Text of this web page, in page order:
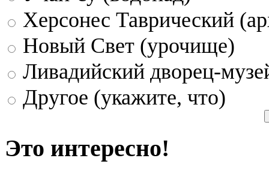
Херсонес Таврический
Новый Свет (урочище)
Ливадийский дворец-
Другое (укажите, что)
Это интересно!